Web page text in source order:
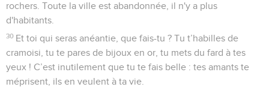
rochers. Toute la ville est abandonnée, il n'y a plus
d'habitants.
30 Et toi qui seras anéantie, que fais-tu ? Tu t’habilles de
cramoisi, tu te pares de bijoux en or, tu mets du fard à tes
yeux ! C’est inutilement que tu te fais belle : tes amants te
méprisent, ils en veulent à ta vie.